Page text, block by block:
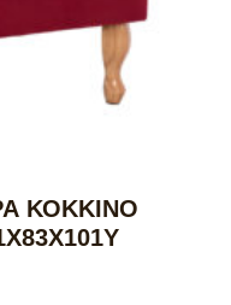
ΚΟΚΚΙΝΟ